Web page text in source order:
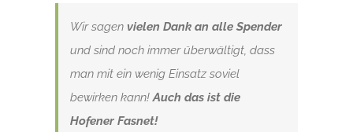
Wir sagen vielen Dank an alle Spender
und sind noch immer überwältigt, dass
man mit ein wenig Einsatz soviel
bewirken kann!Auch das ist die
Hofener Fasnet!